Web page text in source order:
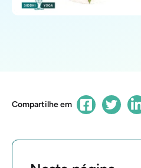
Compartilhe em